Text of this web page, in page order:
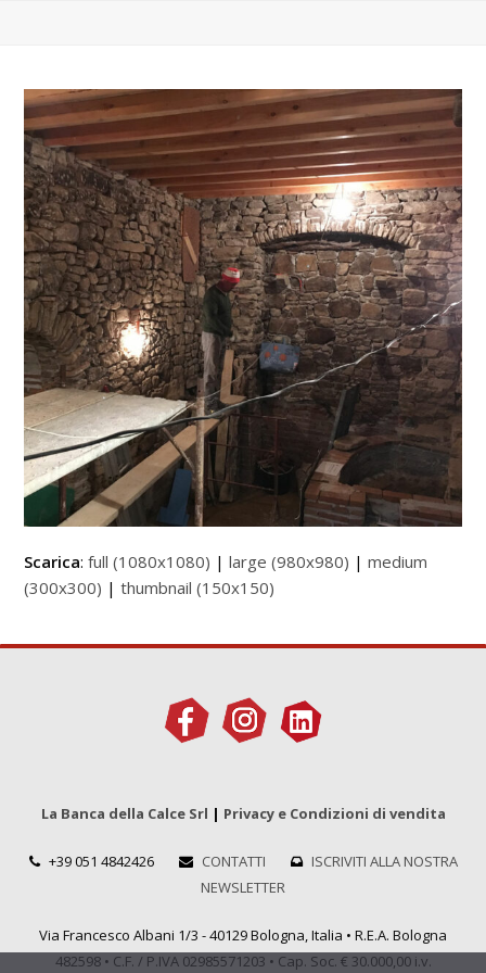
Scarica:full (1080x1080) |large (980x980) |medium
(300x300) |thumbnail (150x150)
La Banca della Calce Srl | Privacy e Condizioni di vendita
+39 051 4842426 CONTATTI
ISCRIVITI ALLA NOSTRA
NEWSLETTER
Via Francesco Albani 1/3 - 40129 Bologna, Italia • R.E.A. Bologna
482598 • C.F. / P.IVA 02985571203 • Cap. Soc. € 30.000,00 i.v.